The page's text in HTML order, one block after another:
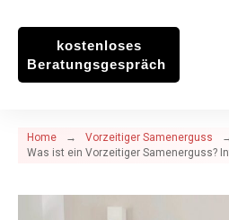
kostenloses
Beratungsgespräch
Home → Vorzeitiger Samenerguss
Was ist ein Vorzeitiger Samenerguss?